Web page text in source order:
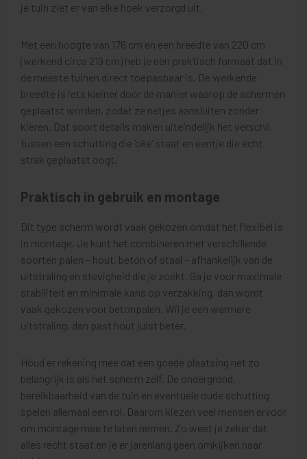
je tuin ziet er van elke hoek verzorgd uit.
Met een hoogte van 176 cm en een breedte van 220 cm
(werkend circa 219 cm) heb je een praktisch formaat dat in
de meeste tuinen direct toepasbaar is. De werkende
breedte is iets kleiner door de manier waarop de schermen
geplaatst worden, zodat ze netjes aansluiten zonder
kieren. Dat soort details maken uiteindelijk het verschil
tussen een schutting die ‘oké’ staat en eentje die echt
strak geplaatst oogt.
Praktisch in gebruik en montage
Dit type scherm wordt vaak gekozen omdat het flexibel is
in montage. Je kunt het combineren met verschillende
soorten palen – hout, beton of staal – afhankelijk van de
uitstraling en stevigheid die je zoekt. Ga je voor maximale
stabiliteit en minimale kans op verzakking, dan wordt
vaak gekozen voor betonpalen. Wil je een warmere
uitstraling, dan past hout juist beter.
Houd er rekening mee dat een goede plaatsing net zo
belangrijk is als het scherm zelf. De ondergrond,
bereikbaarheid van de tuin en eventuele oude schutting
spelen allemaal een rol. Daarom kiezen veel mensen ervoor
om montage mee te laten nemen. Zo weet je zeker dat
alles recht staat en je er jarenlang geen omkijken naar